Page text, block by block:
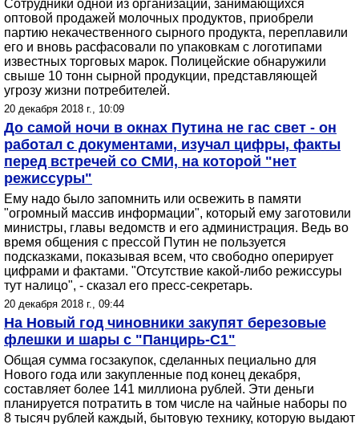
Сотрудники одной из организаций, занимающихся
оптовой продажей молочных продуктов, приобрели
партию некачественного сырного продукта, переплавили
его и вновь расфасовали по упаковкам с логотипами
известных торговых марок. Полицейские обнаружили
свыше 10 тонн сырной продукции, представляющей
угрозу жизни потребителей.
20 декабря 2018 г., 10:09
До самой ночи в окнах Путина не гас свет - он
работал с документами, изучал цифры, факты
перед встречей со СМИ, на которой "нет
режиссуры"
Ему надо было запомнить или освежить в памяти
"огромный массив информации", который ему заготовили
министры, главы ведомств и его администрация. Ведь во
время общения с прессой Путин не пользуется
подсказками, показывая всем, что свободно оперирует
цифрами и фактами. "Отсутствие какой-либо режиссуры
тут налицо", - сказал его пресс-секретарь.
20 декабря 2018 г., 09:44
На Новый год чиновники закупят березовые
флешки и шары с "Панцирь-С1"
Общая сумма госзакупок, сделанных пециально для
Нового года или закупленные под конец декабря,
составляет более 141 миллиона рублей. Эти деньги
планируется потратить в том числе на чайные наборы по
8 тысяч рублей каждый, бытовую технику, которую выдают